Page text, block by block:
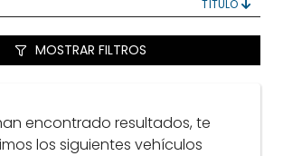
PICKUP Y DOBLE CABINA
VENDÉ
MOSTRAR FILTROS
encontrado resultados, te
los siguientes vehículos